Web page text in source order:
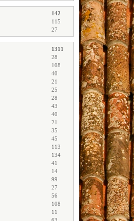
142
115
27
1311
28
108
40
21
25
28
43
40
21
35
45
113
134
41
14
99
27
56
108
11